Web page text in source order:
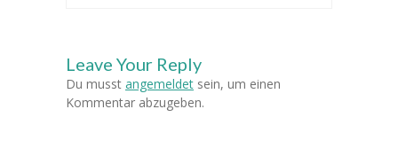
---- Jahrgang 2
Leave Your Reply
Du musst angemeldet sein, um einen
Kommentar abzugeben.